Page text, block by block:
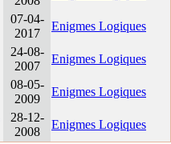
07-04-
2017
Enigmes Logiques
24-08-
2007
Enigmes Logiques
08-05-
2009
Enigmes Logiques
28-12-
2008
Enigmes Logiques